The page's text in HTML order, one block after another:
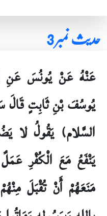
حدیث نمبر 3
عَنْهُ عَنْ يُونُسَ عَنِ
يُوسُفَ بْنِ ثَابِتٍ قَالَ
السَّلام) يَقُولُ لا
يَنْفَعُ مَعَ الْكُفْرِ
مَنَعَهُمْ أَنْ تُقْبَلَ